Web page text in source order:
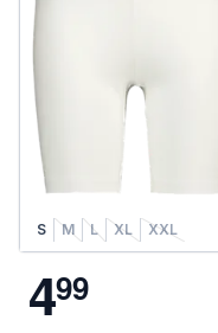
S M L XL XXL
499